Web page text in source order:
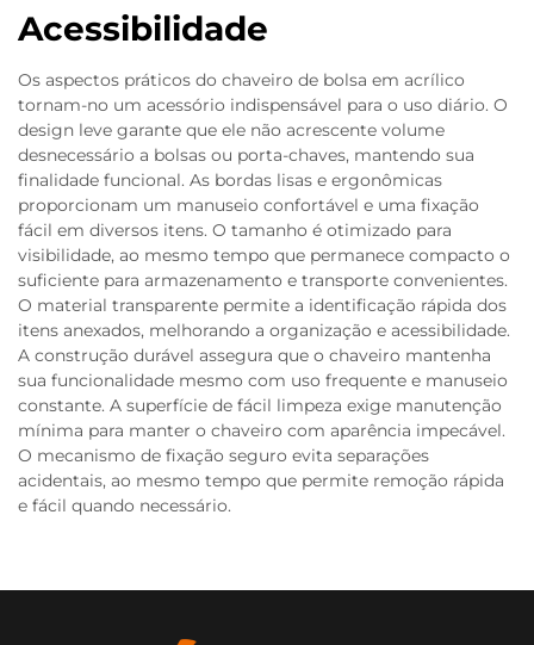
Acessibilidade
Os aspectos práticos do chaveiro de bolsa em acrílico
tornam-no um acessório indispensável para o uso diário. O
design leve garante que ele não acrescente volume
desnecessário a bolsas ou porta-chaves, mantendo sua
finalidade funcional. As bordas lisas e ergonômicas
proporcionam um manuseio confortável e uma fixação
fácil em diversos itens. O tamanho é otimizado para
visibilidade, ao mesmo tempo que permanece compacto o
suficiente para armazenamento e transporte convenientes.
O material transparente permite a identificação rápida dos
itens anexados, melhorando a organização e acessibilidade.
A construção durável assegura que o chaveiro mantenha
sua funcionalidade mesmo com uso frequente e manuseio
constante. A superfície de fácil limpeza exige manutenção
mínima para manter o chaveiro com aparência impecável.
O mecanismo de fixação seguro evita separações
acidentais, ao mesmo tempo que permite remoção rápida
e fácil quando necessário.